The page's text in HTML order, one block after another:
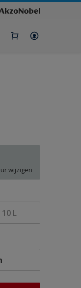
wijzigen
10 L